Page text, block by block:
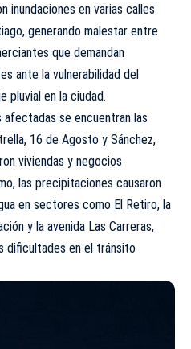
inundaciones en varias calles
generando malestar entre
que demandan
ante la vulnerabilidad del
pluvial en la ciudad.
afectadas se encuentran las
16 de Agosto y Sánchez,
viviendas y negocios
las precipitaciones causaron
en sectores como El Retiro, la
y la avenida Las Carreras,
dificultades en el tránsito